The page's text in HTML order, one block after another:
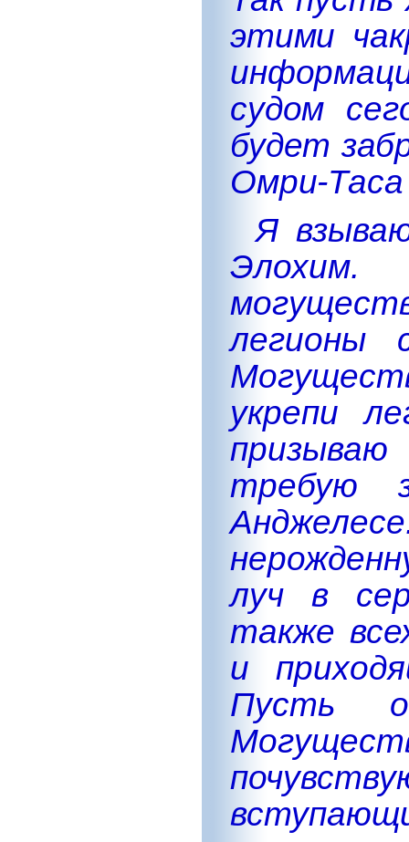
этими
судом
будет
Омри-
Я
легионы
укрепи
требую
луч в
также
и
Пусть